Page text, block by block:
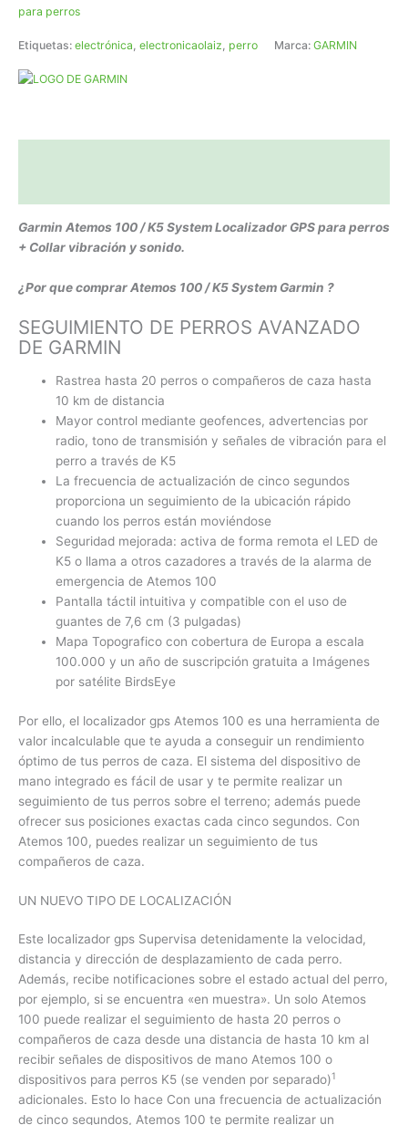
para perros
Etiquetas: electrónica electronicaolaiz perro Marca: GARMIN
Garmin Atemos 100 / K5 System Localizador GPS para perros
+ Collar vibración y sonido.
¿Por que comprar Atemos 100 / K5 System Garmin ?
SEGUIMIENTO DE PERROS AVANZADO
DE GARMIN
Rastrea hasta 20 perros o compañeros de caza hasta
10 km de distancia
Mayor control mediante geofences, advertencias por
radio, tono de transmisión y señales de vibración para el
perro a través de K5
La frecuencia de actualización de cinco segundos
proporciona un seguimiento de la ubicación rápido
cuando los perros están moviéndose
Seguridad mejorada: activa de forma remota el LED de
K5 o llama a otros cazadores a través de la alarma de
emergencia de Atemos 100
Pantalla táctil intuitiva y compatible con el uso de
guantes de 7,6 cm (3 pulgadas)
Mapa Topografico con cobertura de Europa a escala
100.000 y un año de suscripción gratuita a Imágenes
por satélite BirdsEye
Por ello, el localizador gps Atemos 100 es una herramienta de
valor incalculable que te ayuda a conseguir un rendimiento
óptimo de tus perros de caza. El sistema del dispositivo de
mano integrado es fácil de usar y te permite realizar un
seguimiento de tus perros sobre el terreno; además puede
ofrecer sus posiciones exactas cada cinco segundos. Con
Atemos 100, puedes realizar un seguimiento de tus
compañeros de caza.
UN NUEVO TIPO DE LOCALIZACIÓN
Este localizador gps Supervisa detenidamente la velocidad,
distancia y dirección de desplazamiento de cada perro.
Además, recibe notificaciones sobre el estado actual del perro,
por ejemplo, si se encuentra «en muestra». Un solo Atemos
100 puede realizar el seguimiento de hasta 20 perros o
compañeros de caza desde una distancia de hasta 10 km al
recibir señales de dispositivos de mano Atemos 100 o
dispositivos para perros K5 (se venden por separado)1
adicionales. Esto lo hace Con una frecuencia de actualización
de cinco segundos, Atemos 100 te permite realizar un